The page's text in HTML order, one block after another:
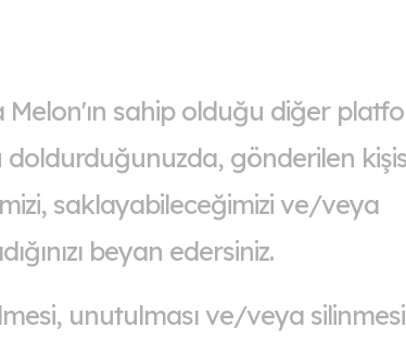
sahip olduğu diğer
gönderilen
saklayabileceğimizi ve/veya
beyan edersiniz.
unutulması ve/veya silinmesi